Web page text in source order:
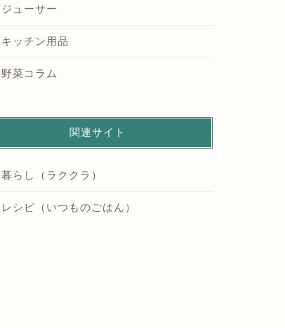
ジューサー
キッチン用品
野菜コラム
関連サイト
暮らし（ラククラ）
レシピ（いつものごはん）